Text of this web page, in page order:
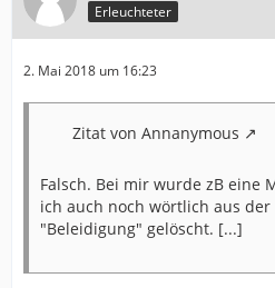
Erleuchteter
2. Mai 2018 um 16:23
Zitat von Annanymous
Falsch. Bei mir wurde zB eine
ich auch noch wörtlich aus der
"Beleidigung" gelöscht. [...]